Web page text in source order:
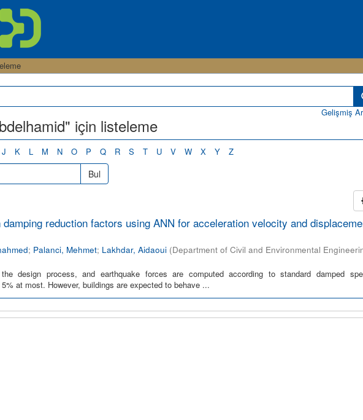
Gelişmiş
için listeleme
J K L M N O P Q R S T U V W X Y Z
Bul
reduction factors using ANN for acceleration velocity and
; Palanci, Mehmet; Lakhdar, Aidaoui (Department of Civil and Environmental
design process, and earthquake forces are computed according to standard damped
at most. However, buildings are expected to behave ...